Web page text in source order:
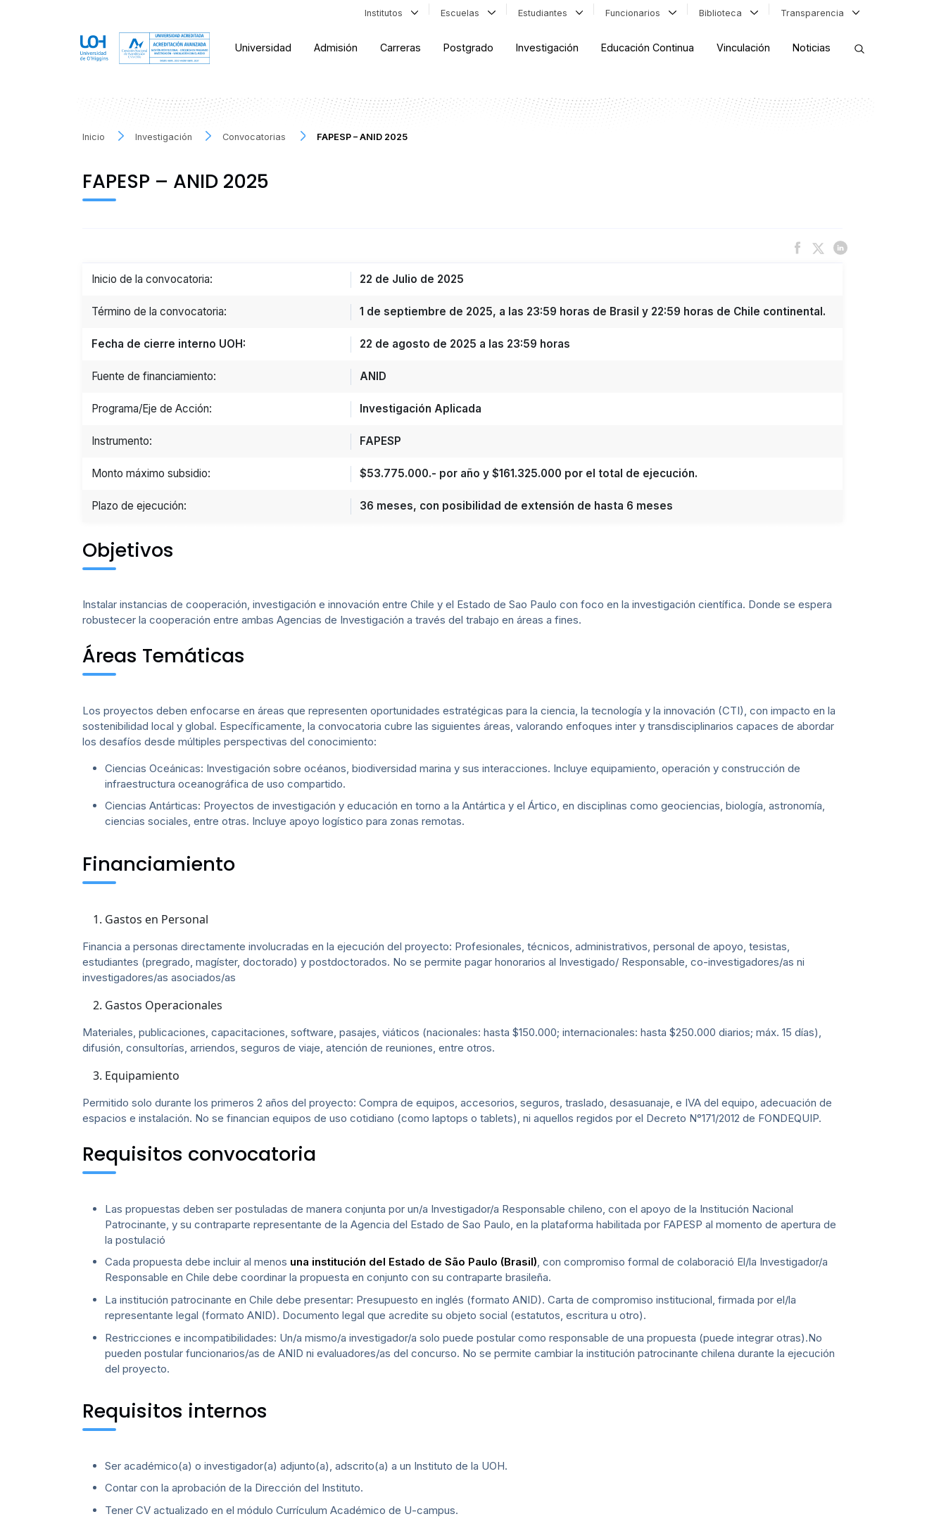
Institutos Escuelas Estudiantes Funcionarios Biblioteca Transparencia
Universidad Admisión Carreras Postgrado Investigación Educación Continua Vinculación Noticias
Inicio Investigación Convocatorias FAPESP – ANID 2025
FAPESP – ANID 2025
Inicio de la convocatoria: 22 de Julio de 2025
Término de la convocatoria: 1 de septiembre de 2025, a las 23:59 horas de Brasil y 22:59 horas de Chile continental.
Fecha de cierre interno UOH: 22 de agosto de 2025 a las 23:59 horas
Fuente de financiamiento: ANID
Programa/Eje de Acción: Investigación Aplicada
Instrumento: FAPESP
Monto máximo subsidio: $53.775.000.- por año y $161.325.000 por el total de ejecución.
Plazo de ejecución: 36 meses, con posibilidad de extensión de hasta 6 meses
Objetivos
Instalar instancias de cooperación, investigación e innovación entre Chile y el Estado de Sao Paulo con foco en la investigación científica. Donde se espera
robustecer la cooperación entre ambas Agencias de Investigación a través del trabajo en áreas a fines.
Áreas Temáticas
Los proyectos deben enfocarse en áreas que representen oportunidades estratégicas para la ciencia, la tecnología y la innovación (CTI), con impacto en la
sostenibilidad local y global. Específicamente, la convocatoria cubre las siguientes áreas, valorando enfoques inter y transdisciplinarios capaces de abordar
los desafíos desde múltiples perspectivas del conocimiento:
Ciencias Oceánicas: Investigación sobre océanos, biodiversidad marina y sus interacciones. Incluye equipamiento, operación y construcción de
infraestructura oceanográfica de uso compartido.
Ciencias Antárticas: Proyectos de investigación y educación en torno a la Antártica y el Ártico, en disciplinas como geociencias, biología, astronomía,
ciencias sociales, entre otras. Incluye apoyo logístico para zonas remotas.
Financiamiento
Gastos en Personal
Financia a personas directamente involucradas en la ejecución del proyecto: Profesionales, técnicos, administrativos, personal de apoyo, tesistas,
estudiantes (pregrado, magíster, doctorado) y postdoctorados. No se permite pagar honorarios al Investigado/ Responsable, co-investigadores/as ni
investigadores/as asociados/as
Gastos Operacionales
Materiales, publicaciones, capacitaciones, software, pasajes, viáticos (nacionales: hasta $150.000; internacionales: hasta $250.000 diarios; máx. 15 días),
difusión, consultorías, arriendos, seguros de viaje, atención de reuniones, entre otros.
Equipamiento
Permitido solo durante los primeros 2 años del proyecto: Compra de equipos, accesorios, seguros, traslado, desasuanaje, e IVA del equipo, adecuación de
espacios e instalación. No se financian equipos de uso cotidiano (como laptops o tablets), ni aquellos regidos por el Decreto N°171/2012 de FONDEQUIP.
Requisitos convocatoria
Las propuestas deben ser postuladas de manera conjunta por un/a Investigador/a Responsable chileno, con el apoyo de la Institución Nacional
Patrocinante, y su contraparte representante de la Agencia del Estado de Sao Paulo, en la plataforma habilitada por FAPESP al momento de apertura de
la postulació
Cada propuesta debe incluir al menos una institución del Estado de São Paulo (Brasil), con compromiso formal de colaboració El/la Investigador/a
Responsable en Chile debe coordinar la propuesta en conjunto con su contraparte brasileña.
La institución patrocinante en Chile debe presentar: Presupuesto en inglés (formato ANID). Carta de compromiso institucional, firmada por el/la
representante legal (formato ANID). Documento legal que acredite su objeto social (estatutos, escritura u otro).
Restricciones e incompatibilidades: Un/a mismo/a investigador/a solo puede postular como responsable de una propuesta (puede integrar otras).No
pueden postular funcionarios/as de ANID ni evaluadores/as del concurso. No se permite cambiar la institución patrocinante chilena durante la ejecución
del proyecto.
Requisitos internos
Ser académico(a) o investigador(a) adjunto(a), adscrito(a) a un Instituto de la UOH.
Contar con la aprobación de la Dirección del Instituto.
Tener CV actualizado en el módulo Currículum Académico de U-campus.